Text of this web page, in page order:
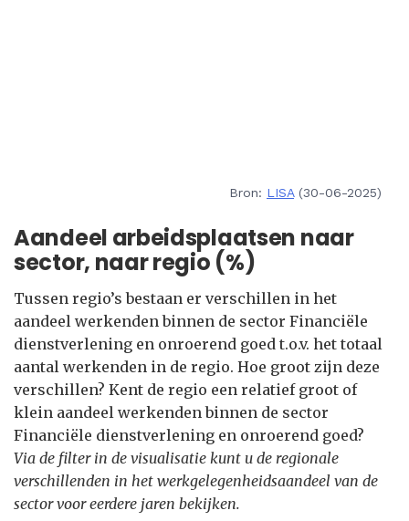
Bron: LISA(30-06-2025)
Aandeel arbeidsplaatsen naar
sector, naar regio (%)
Tussen regio’s bestaan er verschillen in het
aandeel werkenden binnen de sector Financiële
dienstverlening en onroerend goed t.o.v. het totaal
aantal werkenden in de regio. Hoe groot zijn deze
verschillen? Kent de regio een relatief groot of
klein aandeel werkenden binnen de sector
Financiële dienstverlening en onroerend goed?
Via de filter in de visualisatie kunt u de regionale
verschillenden in het werkgelegenheidsaandeel van de
sector voor eerdere jaren bekijken.